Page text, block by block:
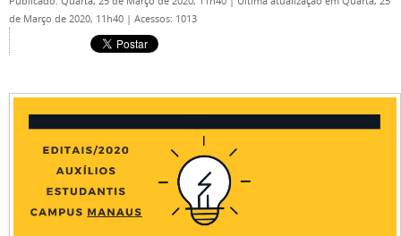
de Março de 2020, 11h40 | Acessos: 1013